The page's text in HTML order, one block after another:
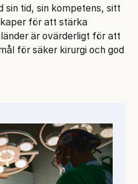
sin tid, sin kompetens, sitt
för att stärka
är ovärderligt för att
för säker kirurgi och god